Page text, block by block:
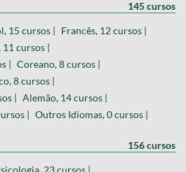
145 cursos
15 cursos |
Francês, 12 cursos |
cursos |
|
Coreano, 8 cursos |
8 cursos |
|
Alemão, 14 cursos |
| Outros Idiomas, 0 cursos |
156 cursos